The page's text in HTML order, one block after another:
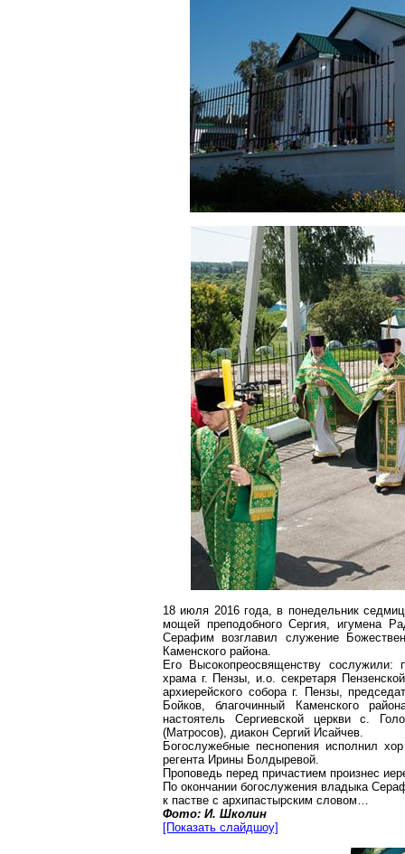
18 июля 2016 года, в понедельник
мощей преподобного Сергия, игумена
Серафим возглавил служение
Каменского района.
Его Высокопреосвященству сослужили:
храма г. Пензы, и.о. секретаря
архиерейского собора г. Пензы,
Бойков, благочинный Каменского
настоятель Сергиевской церкви с.
(Матросов), диакон Сергий Исайчев.
Богослужебные песнопения исполнил
регента Ирины Болдыревой.
Проповедь перед причастием произнес
По окончании богослужения владыка
к пастве с архипастырским словом…
Фото: И. Школин
[Показать слайдшоу]